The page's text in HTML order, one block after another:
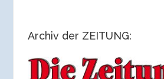
Archiv der ZEITUNG: